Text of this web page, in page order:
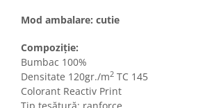
Mod ambalare: cutie
Compoziție:
Bumbac 100%
Densitate 120gr./m2 TC 145
Colorant Reactiv Print